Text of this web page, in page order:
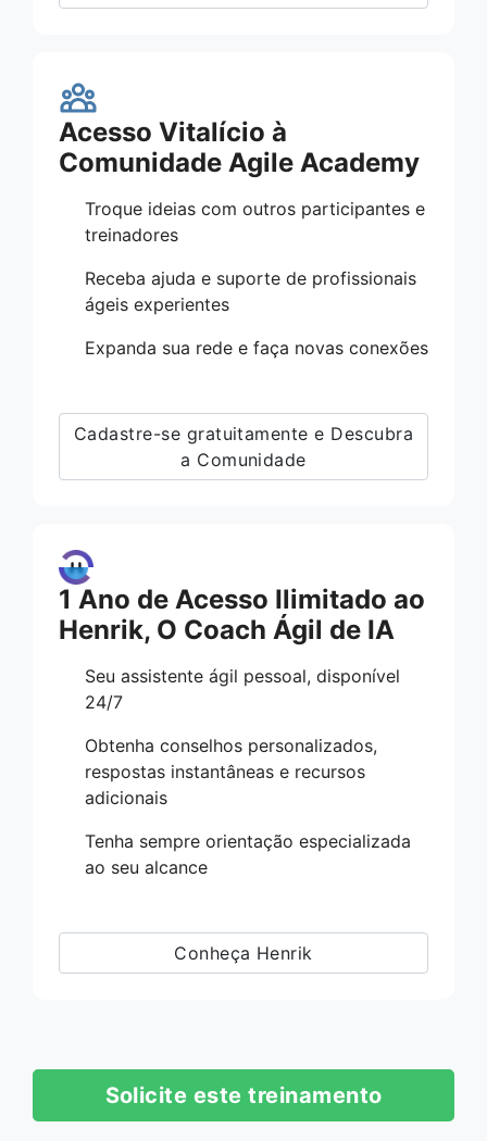
Acesso Vitalício à
Comunidade Agile Academy
Troque ideias com outros participantes e
treinadores
Receba ajuda e suporte de profissionais
ágeis experientes
Expanda sua rede e faça novas conexões
Cadastre-se gratuitamente e Descubra
a Comunidade
1 Ano de Acesso Ilimitado ao
Henrik, O Coach Ágil de IA
Seu assistente ágil pessoal, disponível
24/7
Obtenha conselhos personalizados,
respostas instantâneas e recursos
adicionais
Tenha sempre orientação especializada
ao seu alcance
Conheça Henrik
Solicite este treinamento